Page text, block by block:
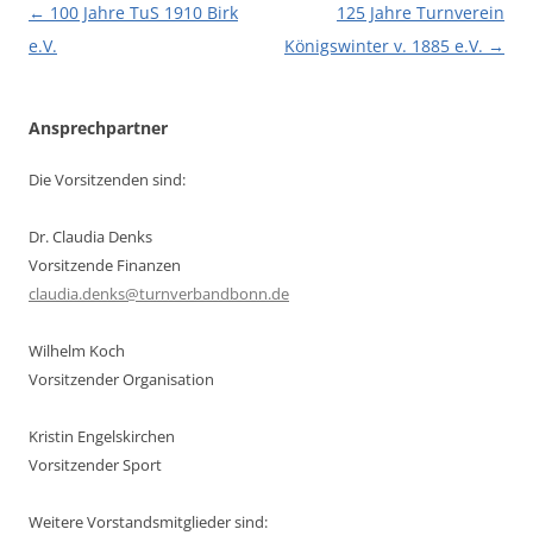
Beitragsnavigation
← 100 Jahre TuS 1910 Birk
e.V.
125 Jahre Turnverein
Königswinter v. 1885 e.V. →
Ansprechpartner
Die Vorsitzenden sind:
Dr. Claudia Denks
Vorsitzende Finanzen
claudia.denks@turnverbandbonn.de
Wilhelm Koch
Vorsitzender Organisation
Kristin Engelskirchen
Vorsitzender Sport
Weitere Vorstandsmitglieder sind: